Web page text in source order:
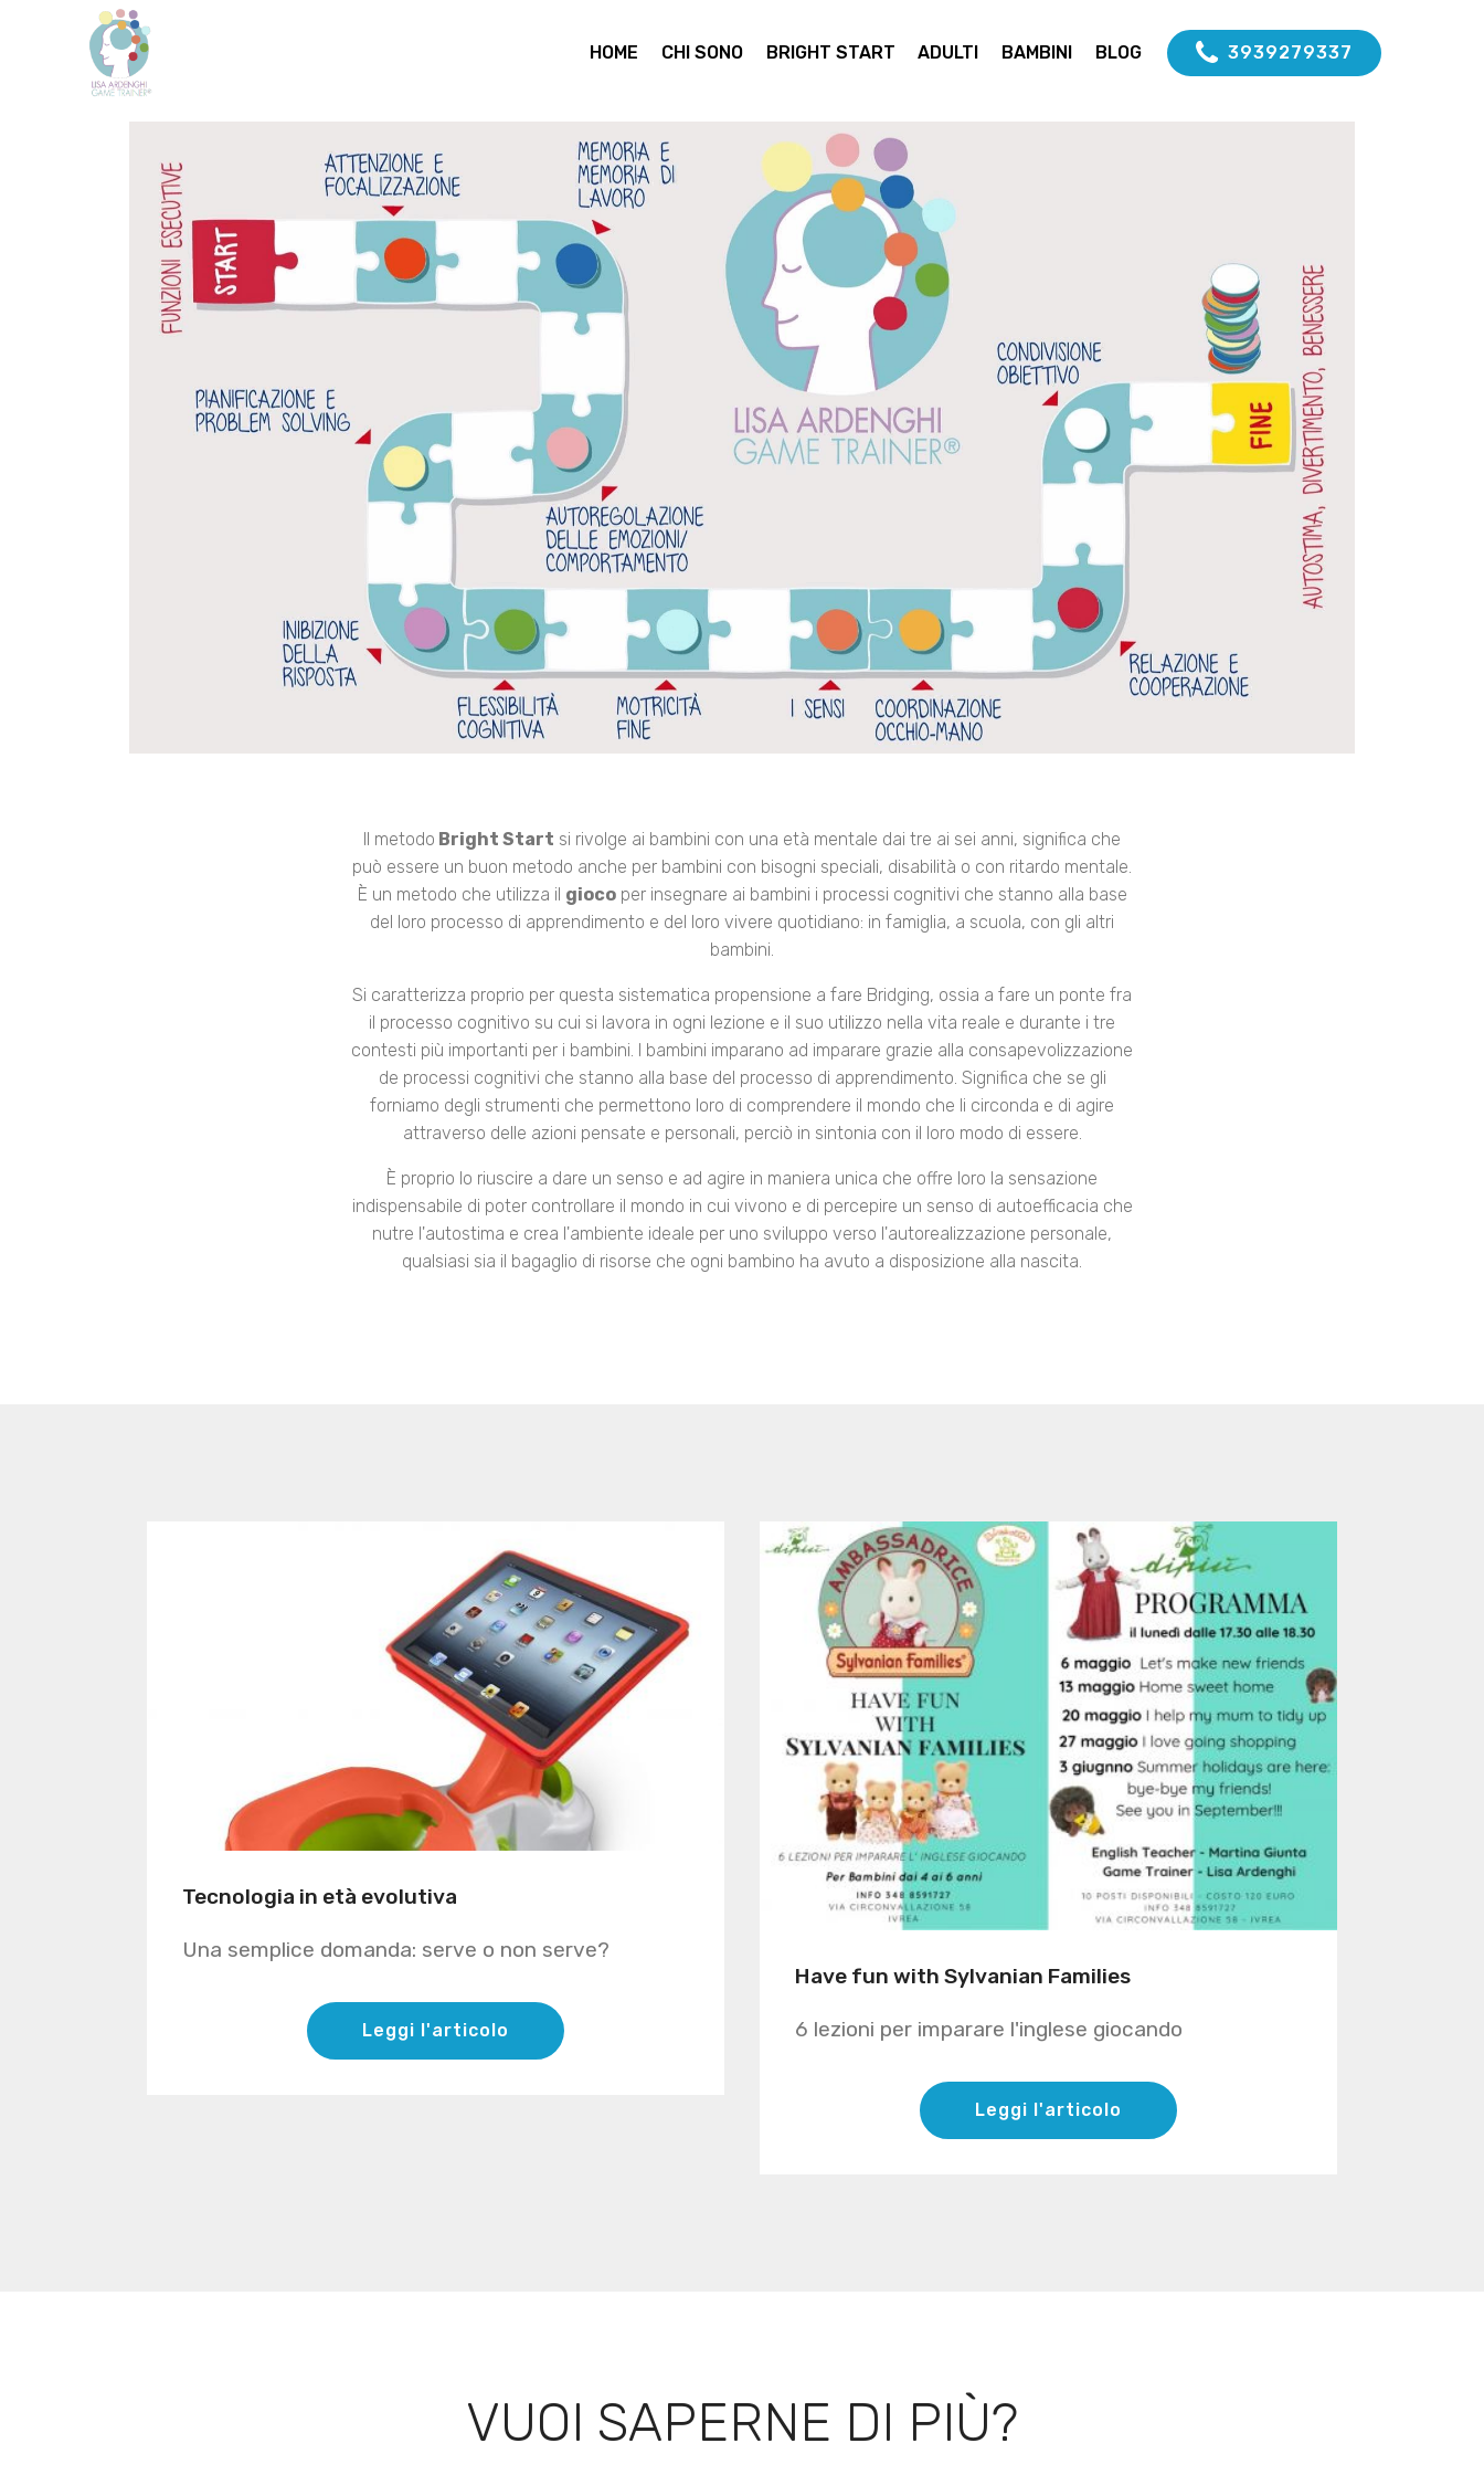
HOME CHI SONO BRIGHT START ADULTI BAMBINI BLOG 3939279337
Il metodo Bright Start si rivolge ai bambini con una età mentale dai tre ai sei anni, significa che
può essere un buon metodo anche per bambini con bisogni speciali, disabilità o con ritardo mentale.
È un metodo che utilizza il giocoper insegnare ai bambini i processi cognitivi che stanno alla base
del loro processo di apprendimento e del loro vivere quotidiano: in famiglia, a scuola, con gli altri
bambini.
Si caratterizza proprio per questa sistematica propensione a fare Bridging, ossia a fare un ponte fra
il processo cognitivo su cui si lavora in ogni lezione e il suo utilizzo nella vita reale e durante i tre
contesti più importanti per i bambini. I bambini imparano ad imparare grazie alla consapevolizzazione
de processi cognitivi che stanno alla base del processo di apprendimento. Significa che se gli
forniamo degli strumenti che permettono loro di comprendere il mondo che li circonda e di agire
attraverso delle azioni pensate e personali, perciò in sintonia con il loro modo di essere.
È proprio lo riuscire a dare un senso e ad agire in maniera unica che offre loro la sensazione
indispensabile di poter controllare il mondo in cui vivono e di percepire un senso di autoefficacia che
nutre l'autostima e crea l'ambiente ideale per uno sviluppo verso l'autorealizzazione personale,
qualsiasi sia il bagaglio di risorse che ogni bambino ha avuto a disposizione alla nascita.
Tecnologia in età evolutiva
Una semplice domanda: serve o non serve?
Leggi l'articolo
Have fun with Sylvanian Families
6 lezioni per imparare l'inglese giocando
Leggi l'articolo
VUOI SAPERNE DI PIÙ?